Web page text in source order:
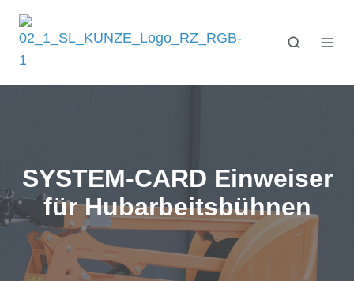
SYSTEM-CARD Einweiser
für Hubarbeitsbühnen